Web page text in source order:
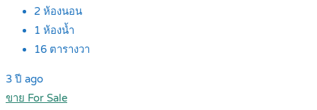
2 ห้องนอน
1 ห้องน้ำ
16 ตารางวา
3 ปี ago
ขาย For Sale